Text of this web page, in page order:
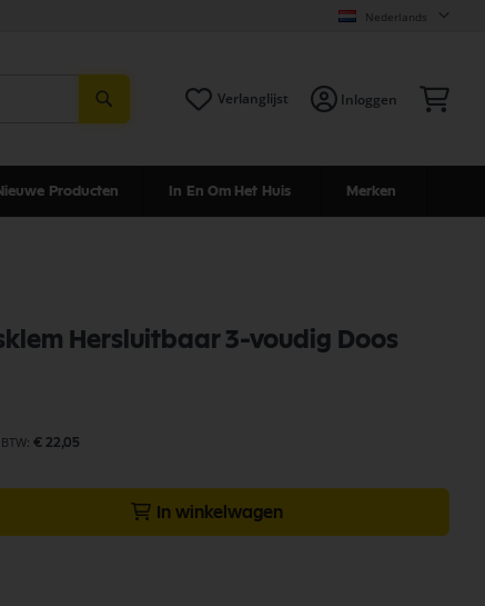
Nederlands
Verlanglijst Inloggen
Producten In En Om Het Huis Merken
Hersluitbaar 3-voudig Doos
€ 22,05
In winkelwagen